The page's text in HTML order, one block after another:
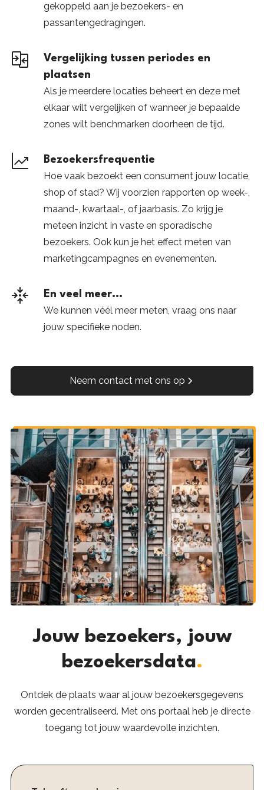
gekoppeld aan je bezoekers- en
passantengedragingen.
Vergelijking tussen periodes en
plaatsen
Als je meerdere locaties beheert en deze met
elkaar wilt vergelijken of wanneer je bepaalde
zones wilt benchmarken doorheen de tijd.
Bezoekersfrequentie
Hoe vaak bezoekt een consument jouw locatie,
shop of stad? Wij voorzien rapporten op week-,
maand-, kwartaal-, of jaarbasis. Zo krijg je
meteen inzicht in vaste en sporadische
bezoekers. Ook kun je het effect meten van
marketingcampagnes en evenementen.
En veel meer...
We kunnen véél meer meten, vraag ons naar
jouw specifieke noden.
Neem contact met ons op
Jouw bezoekers, jouw
bezoekersdata.
Ontdek de plaats waar al jouw bezoekersgegevens
worden gecentraliseerd. Met ons portaal heb je directe
toegang tot jouw waardevolle inzichten.